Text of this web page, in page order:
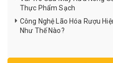
Thực Phẩm Sạch
Công Nghệ Lão Hóa Rượu
Như Thế Nào?